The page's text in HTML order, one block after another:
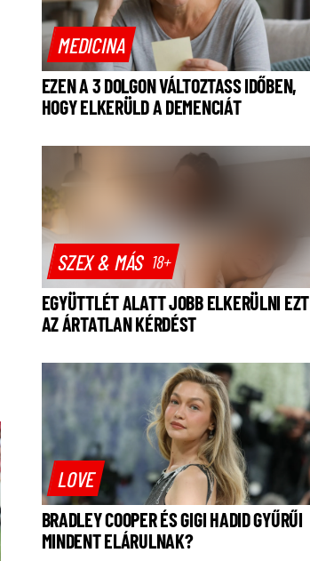
MEDICINA
EZEN A 3 DOLGON VÁLTOZTASS IDŐBEN,
HOGY ELKERÜLD A DEMENCIÁT
SZEX & MÁS 18+
EGYÜTTLÉT ALATT JOBB ELKERÜLNI EZT
AZ ÁRTATLAN KÉRDÉST
LOVE
BRADLEY COOPER ÉS GIGI HADID GYŰRŰI
MINDENT ELÁRULNAK?